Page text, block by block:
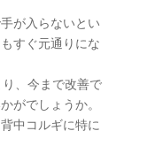
が入らないとい
すぐ元通りにな
、今まで改善で
がでしょうか。
中コルギに特に